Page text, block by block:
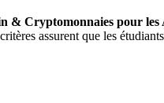
& Cryptomonnaies pour les
assurent que les